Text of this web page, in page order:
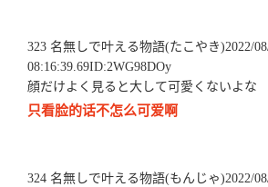
323 名無しで叶える物語(たこやき)2022/
08:16:39.69ID:2WG98DOy
顔だけよく見ると大して可愛くないよな
只看脸的话不怎么可爱啊
324 名無しで叶える物語(もんじゃ)2022/